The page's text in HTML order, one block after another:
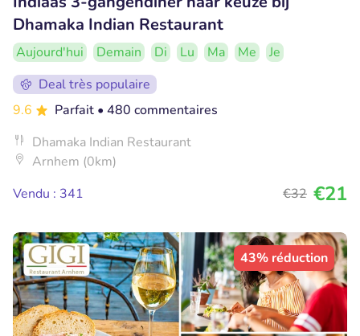
Dhamaka Indian Restaurant
Aujourd'hui Demain Di Lu Ma Me
Je
Deal très populaire
9.6
Parfait • 480 commentaires
Dhamaka Indian Restaurant
Arnhem (0km)
Vendu : 341
€32 €21
43% réduction